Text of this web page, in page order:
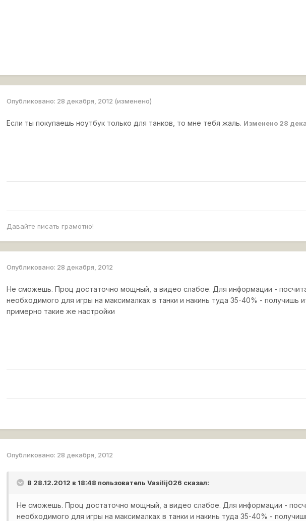
Опубликовано: 28 декабря, 2012 (изменено)
Если ты покупаешь ноутбук только для танков, то мне тебя жаль. Изменено 28
Давайте писать грамотно!
Опубликовано: 28 декабря, 2012
Не сможешь. Проц достаточно мощный, а видео слабое. Для информации -
необходимого для игры на максималках в танки и накинь туда 35-40% - получишь
примерно такие же настройки
Опубликовано: 28 декабря, 2012
В 28.12.2012 в 18:48 пользовательVasilij026 сказал:
Не сможешь. Проц достаточно мощный, а видео слабое. Для информации -
необходимого для игры на максималках в танки и накинь туда 35-40% -